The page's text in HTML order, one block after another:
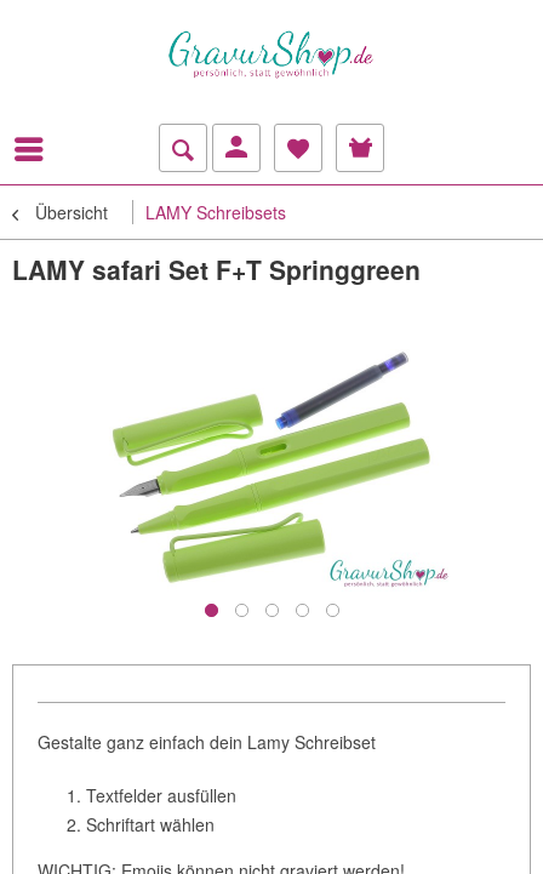
Übersicht LAMY Schreibsets
LAMY safari Set F+T Springgreen
Gestalte ganz einfach dein Lamy Schreibset
Textfelder ausfüllen
Schriftart wählen